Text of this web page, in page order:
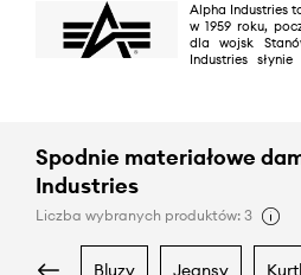
Alpha Industries
w 1959 roku,
dla wojsk
Industries
Spodnie materiałowe
Industries
Liczba wybranych produktów: 3
bluzy jeansy